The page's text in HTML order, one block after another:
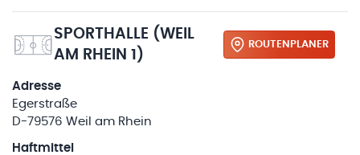
SPORTHALLE (WEIL
AM RHEIN 1)
ROUTENPLANER
Adresse
Egerstraße
D-79576 Weil am Rhein
Haftmittel